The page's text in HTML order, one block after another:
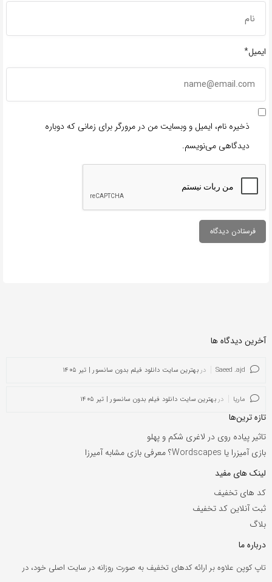
ایمیل*
ذخیره نام، ایمیل و وبسایت من در مرورگر برای زمانی که دوباره
دیدگاهی می‌نویسم.
آخرین دیدگاه ها
Saeed .ajd در بهترین سایت دانلود فیلم بدون سانسور | تیر ۱۴۰۵
ماریا در بهترین سایت دانلود فیلم بدون سانسور | تیر ۱۴۰۵
تازه ترین‌ها
تاثیر پیاده روی در لاغری شکم و پهلو
بازی آمیزرا یا Wordscapes؟ معرفی بازی مشابه آمیرزا
لینک های مفید
کد های تخفیف
ثبت آنلاین کد تخفیف
بلاگ
درباره ما
تاپ کوپن علاوه بر ارائه کدهای تخفیف به صورت روزانه در سایت اصلی خود، در